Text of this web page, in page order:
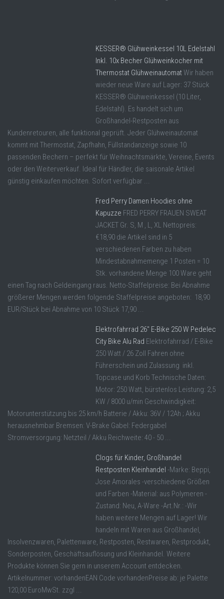
KESSER® Glühweinkessel 10L Edelstahl
Inkl. 10x Becher Glühweinkocher mit
Thermostat GlühweinautomatWir haben
wieder neue Ware auf Lager: 37 Stück
KESSER® Glühweinkessel (10 Liter,
Edelstahl). Es handelt sich um
Großhandel-Restposten aus
Kundenretouren, alle funktional geprüft. Jeder Glühweinautomat
kommt mit Thermostat, Zapfhahn, Füllstandanzeige sowie 10
passenden Bechern – perfekt für Weihnachtsmärkte, Vereine, Events
oder den Weiterverkauf. Ideal für Händler, die saisonale Artikel
günstig einkaufen möchten. Sofort verfügbar ...
Fred Perry Damen Hoodies ohne
Kapuzze FRED PERRY FRAUEN SWEAT
JACKET Gr. S, M , L, XL Nettopreis:
€18,90 die Artikel sind in 5
verschiedenen Farben zu haben
Mindestabnahmemenge 1 Posten = 10
Stk. vorhandene Menge 100 Ware geht
einen Tag nach Geldeingang raus. Netto-Staffelpreise: Bei Abnahme
größerer Mengen werden folgende Staffelpreise angeboten: 18,90
EUR/Stück bei Abnahme von 10 Stück 17,90 ...
Elektrofahrrad 26″ E-Bike 250 W Pedelec
City Bike Alu Rad Elektrofahrrad / E-Bike
250 Watt / 26 Zoll Fahren ohne
Führerschein und Zulassung inkl.
Topcase und Korb Technische Daten:
Motor: 250 Watt, bürstenlos Leistung: 2,5
KW / 8000 u/min Geschwindigkeit:
Motorunterstützung bis 25 km/h Batterie / Akku: 36V / 12Ah ; Akku
herausnehmbar Bremsen: V-Brake Gabel: Federgabel
Stromversorgung: Netzteil / Akku Reichweite: 40 - 50 ...
Clogs für Kinder, Großhandel
Restposten Kleinhandel -Marke: Beppi,
Jose Amorales -verschiedene Größen
und Farben -Material: aus Polymeren -
Zustand: Neu, A-Ware -Art.Nr.: -Wir
haben weitere Mengen auf Lager! Wir
handeln mit Waren aus Großhandel,
Insolvenzwaren, Palettenware, Restposten, Restwaren, Restprodukt,
Sonderposten, Geschäftsauflösung und Kleinhandel. Weitere
Produkte können Sie gern in unserem Account entdecken.
Artikelnummer: vorhandenEAN Code vorhandenPreise ab: je Palette
120,00 EuroMwSt. zzgl ...